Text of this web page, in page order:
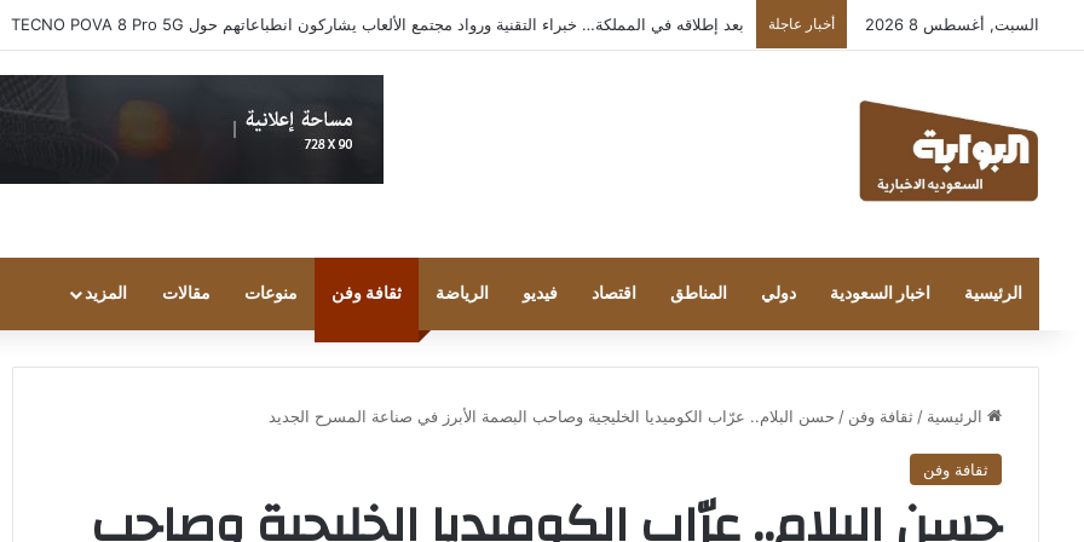
السبت, أغسطس 8 2026 أخبار عاجلة بعد إطلاقه في المملكة… خبراء التقنية ورواد مجتمع الألعاب يشاركون انطباعاتهم حول TECNO POVA 8 Pro 5G
الرئيسية اخبار السعودية دولي المناطق اقتصاد فيديو الرياضة ثقافة وفن منوعات مقالات المزيد
الرئيسية / ثقافة وفن / حسن البلام.. عرّاب الكوميديا الخليجية وصاحب البصمة الأبرز في صناعة المسرح الجديد
ثقافة وفن